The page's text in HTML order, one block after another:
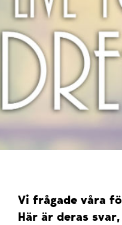
Vi frågade våra
Här är deras